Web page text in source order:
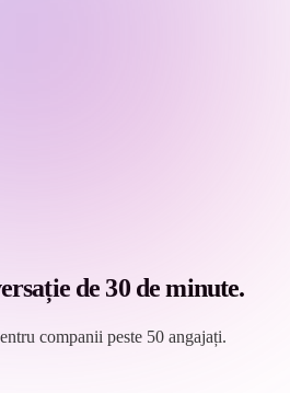
de 30 de minute.
companii peste 50 angajați.